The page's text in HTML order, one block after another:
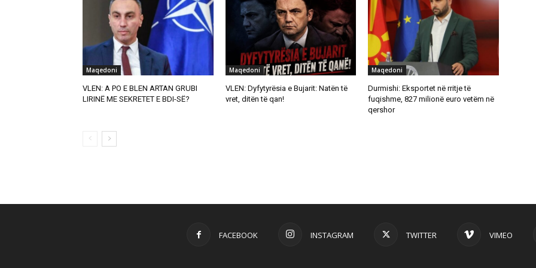
Maqedoni
VLEN: A PO E BLEN ARTAN GRUBI
LIRINË ME SEKRETET E BDI-SË?
Maqedoni
VLEN: Dyfytyrësia e Bujarit: Natën të
vret, ditën të qan!
Maqedoni
Durmishi: Eksportet në rritje të
fuqishme, 827 milionë euro vetëm në
qershor
FACEBOOK INSTAGRAM TWITTER VIMEO